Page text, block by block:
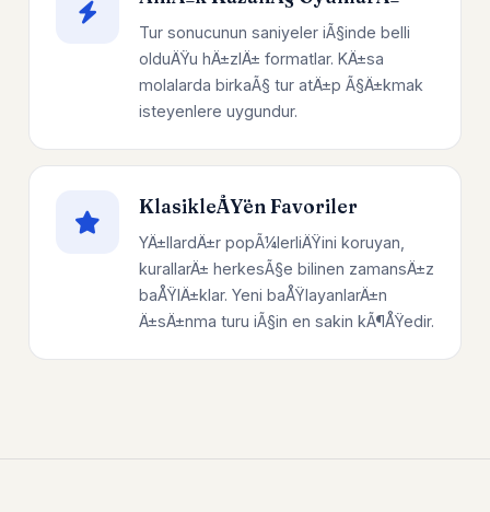
Tur sonucunun saniyeler iÃ§inde belli
olduÄŸu hÄ±zlÄ± formatlar. KÄ±sa
molalarda birkaÃ§ tur atÄ±p Ã§Ä±kmak
isteyenlere uygundur.
KlasikleÅŸen Favoriler
YÄ±llardÄ±r popÃ¼lerliÄŸini koruyan,
kurallarÄ± herkesÃ§e bilinen zamansÄ±z
baÅŸlÄ±klar. Yeni baÅŸlayanlarÄ±n
Ä±sÄ±nma turu iÃ§in en sakin kÃ¶ÅŸedir.